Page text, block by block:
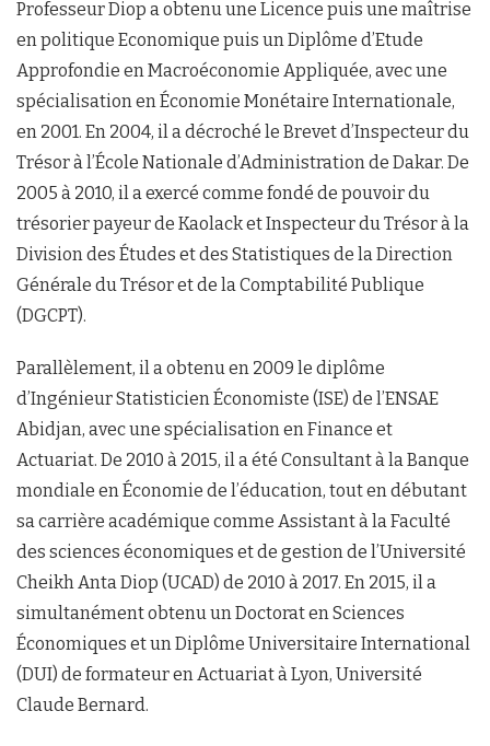
Professeur Diop a obtenu une Licence puis une maîtrise
en politique Economique puis un Diplôme d’Etude
Approfondie en Macroéconomie Appliquée, avec une
spécialisation en Économie Monétaire Internationale,
en 2001. En 2004, il a décroché le Brevet d’Inspecteur du
Trésor à l’École Nationale d’Administration de Dakar. De
2005 à 2010, il a exercé comme fondé de pouvoir du
trésorier payeur de Kaolack et Inspecteur du Trésor à la
Division des Études et des Statistiques de la Direction
Générale du Trésor et de la Comptabilité Publique
(DGCPT).
Parallèlement, il a obtenu en 2009 le diplôme
d’Ingénieur Statisticien Économiste (ISE) de l’ENSAE
Abidjan, avec une spécialisation en Finance et
Actuariat. De 2010 à 2015, il a été Consultant à la Banque
mondiale en Économie de l’éducation, tout en débutant
sa carrière académique comme Assistant à la Faculté
des sciences économiques et de gestion de l’Université
Cheikh Anta Diop (UCAD) de 2010 à 2017. En 2015, il a
simultanément obtenu un Doctorat en Sciences
Économiques et un Diplôme Universitaire International
(DUI) de formateur en Actuariat à Lyon, Université
Claude Bernard.